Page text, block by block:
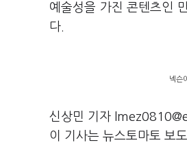
예술성을 가진 콘텐츠인
다.
넥슨
신상민 기자
이 기사는 뉴스토마토 보